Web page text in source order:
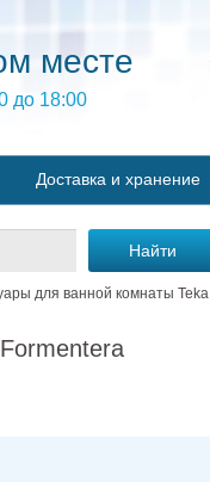
месте
до 18:00
Доставка и хранение
для ванной комнаты Teka